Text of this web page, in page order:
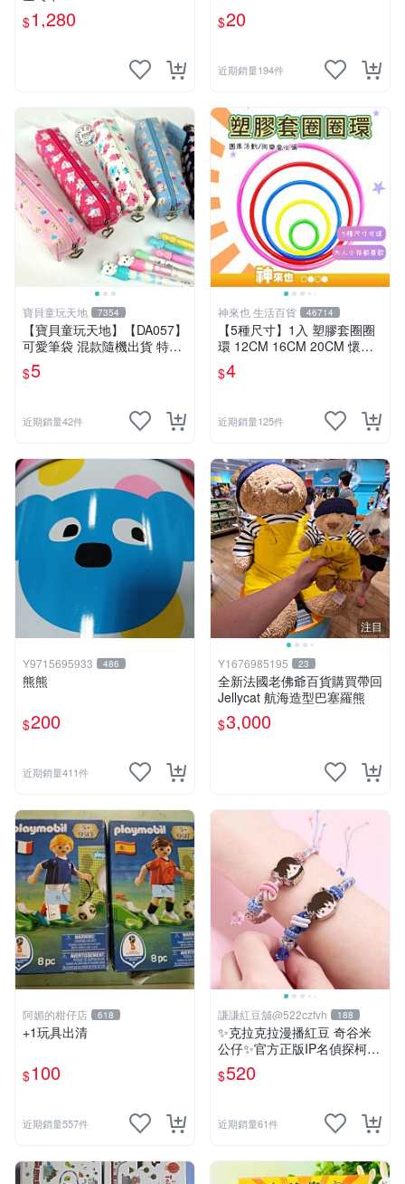
$1,280 $20
近期銷量194件
寶貝童玩天地 7354
【寶貝童玩天地】【DA057】
可愛筆袋 混款隨機出貨 特價*
LT01
$5
近期銷量42件
神來也 生活百貨 46714
【5種尺寸】1入 塑膠套圈圈
環 12CM 16CM 20CM 懷舊
童玩 兒童玩具 夜市套圈圈 塑
膠套環 遊戲道具 套環
$4
近期銷量125件
Y9715695933 486
熊熊
$200
近期銷量411件
注目
Y1676985195 23
全新法國老佛爺百貨購買帶回
Jellycat 航海造型巴塞羅熊
$3,000
阿媚的柑仔店 618
+1玩具出清
$100
近期銷量557件
謙謙紅豆舖@522czfvh 188
✨克拉克拉漫播紅豆 奇谷米
公仔✨官方正版IP名偵探柯南
手繩共六款
$520
近期銷量61件